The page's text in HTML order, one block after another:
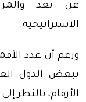
عن بعد
الاستراتيجية.
ورغم أن عدد
ببعض الدول
الأرقام، بالنظر